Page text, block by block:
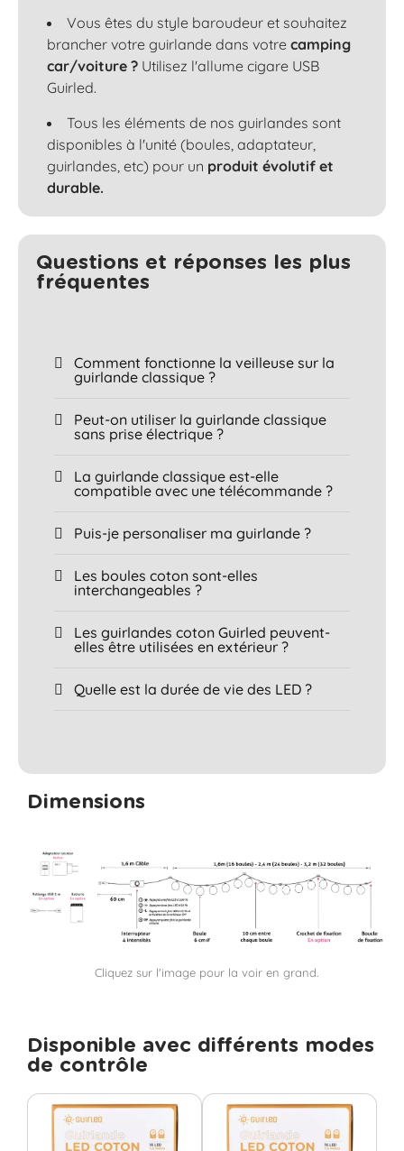
Vous êtes du style baroudeur et souhaitez
brancher votre guirlande dans votre camping
car/voiture ? Utilisez l'allume cigare USB
Guirled.
Tous les éléments de nos guirlandes sont
disponibles à l'unité (boules, adaptateur,
guirlandes, etc) pour un produit évolutif et
durable.
Questions et réponses les plus
fréquentes​
Comment fonctionne la veilleuse sur la
guirlande classique ?
Peut-on utiliser la guirlande classique
sans prise électrique ?
La guirlande classique est-elle
compatible avec une télécommande ?
Puis-je personaliser ma guirlande ?
Les boules coton sont-elles
interchangeables ?
Les guirlandes coton Guirled peuvent-
elles être utilisées en extérieur ?
Quelle est la durée de vie des LED ?
Dimensions
Cliquez sur l'image pour la voir en grand.
Disponible avec différents modes
de contrôle